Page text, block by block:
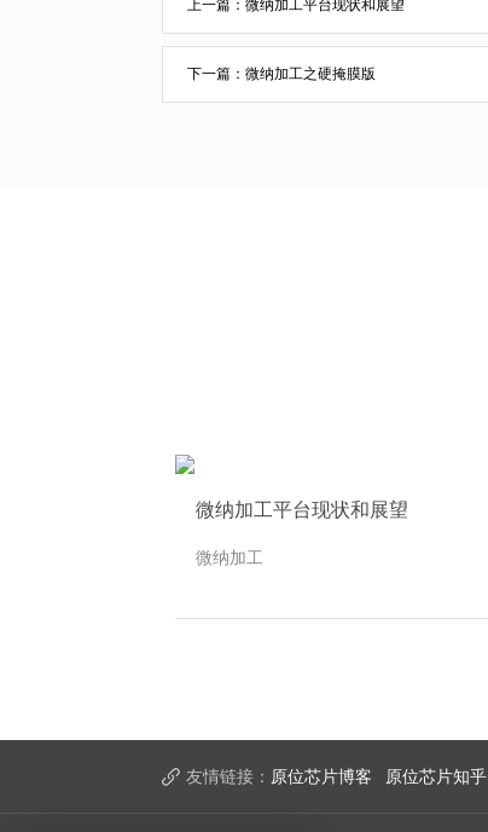
上一篇：微纳加工平台现状和展望
下一篇：微纳加工之硬掩膜版
微纳加工平台现状和展望
微纳加工
友情链接： 原位芯片博客 原位芯片知乎